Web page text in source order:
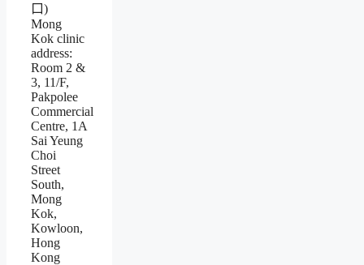
口)
Mong
Kok clinic
address:
Room 2 &
3, 11/F,
Pakpolee
Commercial
Centre, 1A
Sai Yeung
Choi
Street
South,
Mong
Kok,
Kowloon,
Hong
Kong